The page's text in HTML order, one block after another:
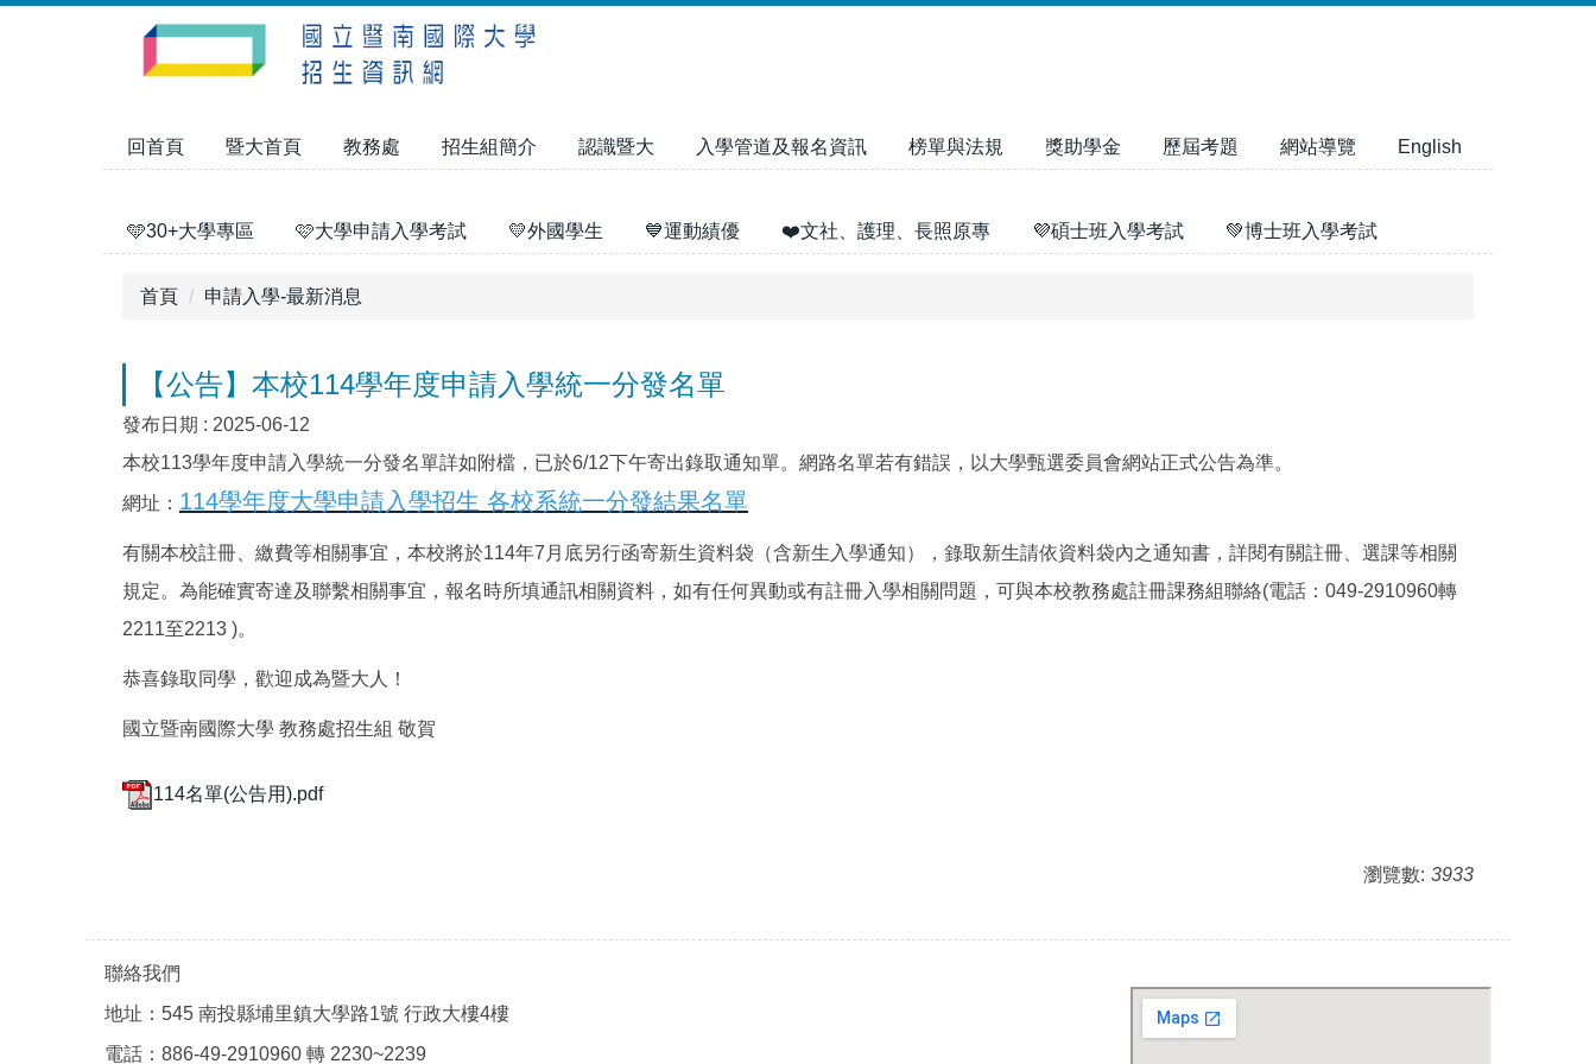
回首頁 暨大首頁 教務處 招生組簡介 認識暨大 入學管道及報名資訊 榜單與法規 獎助學金 歷屆考題 網站導覽 English
🩵30+大學專區 🩷大學申請入學考試 💛外國學生 💙運動績優 ❤️文社、護理、長照原專 💜碩士班入學考試 💚博士班入學考試
首頁 申請入學-最新消息
【公告】本校114學年度申請入學統一分發名單
發布日期 : 2025-06-12
本校113學年度申請入學統一分發名單詳如附檔，已於6/12下午寄出錄取通知單。網路名單若有錯誤，以大學甄選委員會網站正式公告為準。
網址： 114學年度大學申請入學招生 各校系統一分發結果名單
有關本校註冊、繳費等相關事宜，本校將於114年7月底另行函寄新生資料袋（含新生入學通知），錄取新生請依資料袋內之通知書，詳閱有關註冊、選課等相關
規定。為能確實寄達及聯繫相關事宜，報名時所填通訊相關資料，如有任何異動或有註冊入學相關問題，可與本校教務處註冊課務組聯絡(電話：049-2910960轉
2211至2213 )。
恭喜錄取同學，歡迎成為暨大人！
國立暨南國際大學 教務處招生組 敬賀
114名單(公告用).pdf
瀏覽數: 3933
聯絡我們
地址：545 南投縣埔里鎮大學路1號 行政大樓4樓
電話：886-49-2910960 轉 2230~2239